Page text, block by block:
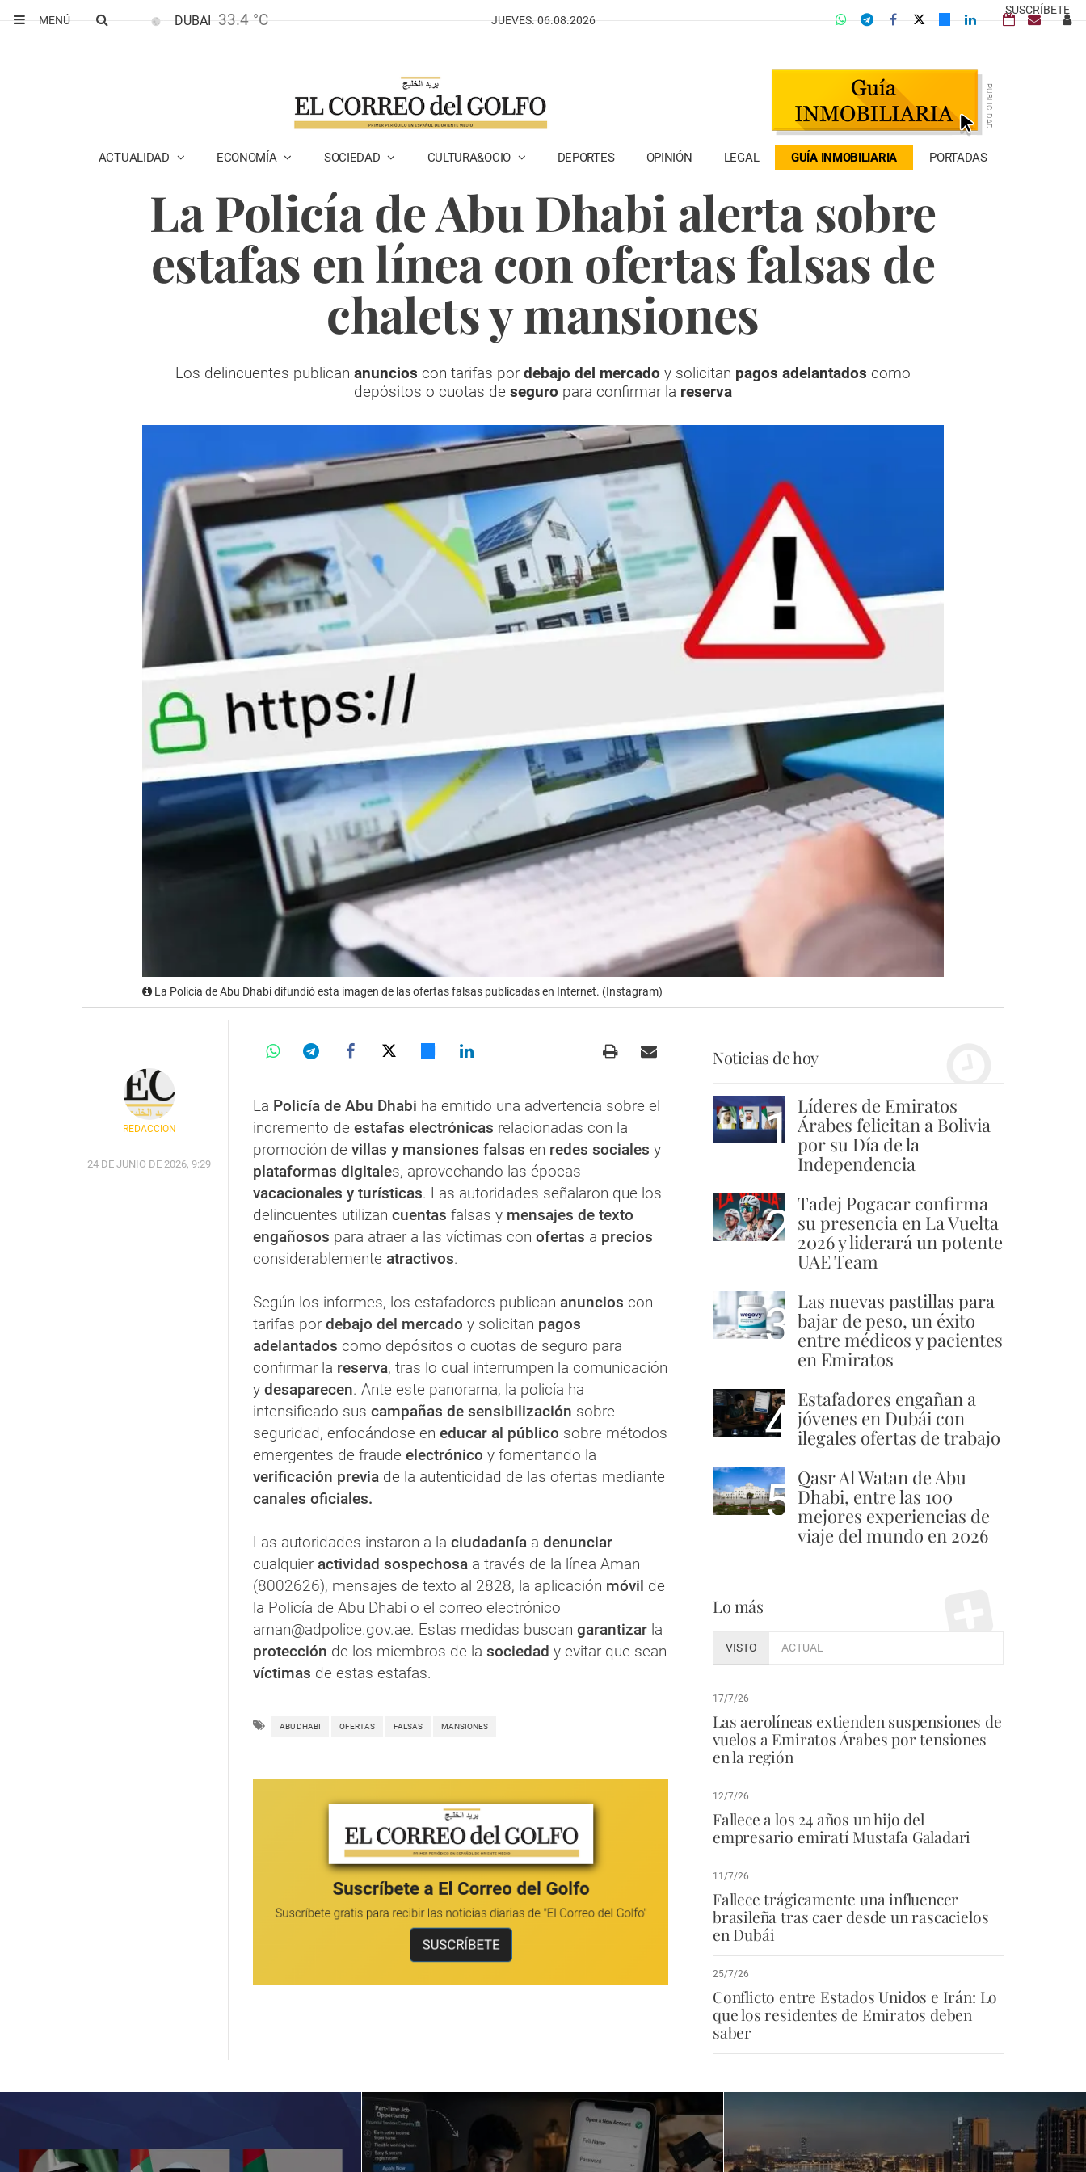
SUSCRÍBETE
MENÚ
DUBAI 33.4 °C JUEVES. 06.08.2026
ACTUALIDAD ECONOMÍA SOCIEDAD CULTURA&OCIO DEPORTES OPINIÓN LEGAL GUÍA INMOBILIARIA PORTADAS
La Policía de Abu Dhabi alerta sobre
estafas en línea con ofertas falsas de
chalets y mansiones
Los delincuentes publican anuncios con tarifas por debajo del mercado y solicitan pagos adelantados como
depósitos o cuotas de seguro para confirmar la reserva
La Policía de Abu Dhabi difundió esta imagen de las ofertas falsas publicadas en Internet. (Instagram)
REDACCIÓN
24 DE JUNIO DE 2026, 9:29
La Policía de Abu Dhabi ha emitido una advertencia sobre el
incremento de estafas electrónicas relacionadas con la
promoción de villas y mansiones falsas en redes sociales y
plataformas digitales, aprovechando las épocas
vacacionales y turísticas. Las autoridades señalaron que los
delincuentes utilizan cuentas falsas y mensajes de texto
engañosos para atraer a las víctimas con ofertas a precios
considerablemente atractivos.
Según los informes, los estafadores publican anuncios con
tarifas por debajo del mercado y solicitan pagos
adelantados como depósitos o cuotas de seguro para
confirmar la reserva, tras lo cual interrumpen la comunicación
y desaparecen. Ante este panorama, la policía ha
intensificado sus campañas de sensibilización sobre
seguridad, enfocándose en educar al público sobre métodos
emergentes de fraude electrónico y fomentando la
verificación previa de la autenticidad de las ofertas mediante
canales oficiales.
Las autoridades instaron a la ciudadanía a denunciar
cualquier actividad sospechosa a través de la línea Aman
(8002626), mensajes de texto al 2828, la aplicación móvil de
la Policía de Abu Dhabi o el correo electrónico
aman@adpolice.gov.ae. Estas medidas buscan garantizar la
protección de los miembros de la sociedad y evitar que sean
víctimas de estas estafas.
ABU DHABI OFERTAS FALSAS MANSIONES
Noticias de hoy
1 Líderes de Emiratos
Árabes felicitan a Bolivia
por su Día de la
Independencia
2 Tadej Pogacar confirma
su presencia en La Vuelta
2026 y liderará un potente
UAE Team
3 Las nuevas pastillas para
bajar de peso, un éxito
entre médicos y pacientes
en Emiratos
4 Estafadores engañan a
jóvenes en Dubái con
ilegales ofertas de trabajo
5 Qasr Al Watan de Abu
Dhabi, entre las 100
mejores experiencias de
viaje del mundo en 2026
Lo más
VISTO ACTUAL
17/7/26
Las aerolíneas extienden suspensiones de
vuelos a Emiratos Árabes por tensiones
en la región
12/7/26
Fallece a los 24 años un hijo del
empresario emiratí Mustafa Galadari
11/7/26
Fallece trágicamente una influencer
brasileña tras caer desde un rascacielos
en Dubái
25/7/26
Conflicto entre Estados Unidos e Irán: Lo
que los residentes de Emiratos deben
saber